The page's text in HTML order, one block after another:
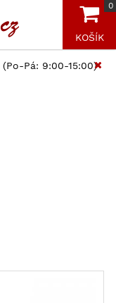
0
KOŠÍK
(Po-Pá: 9:00-15:00)